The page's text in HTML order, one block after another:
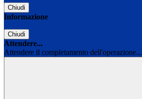
Chiudi
Informazione
Chiudi
Attendere...
Attendere il completamento dell'operazione...